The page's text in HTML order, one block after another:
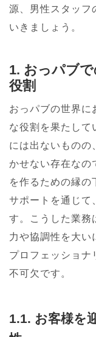
源、男性スタッフ
いきましょう。
1. おっパブ
役割
おっパブの世界に
な役割を果たして
には出ないものの
かせない存在なの
を作るための縁の
サポートを通じて
す。こうした業務
力や協調性を大い
プロフェッショナ
不可欠です。
1.1. お客様を